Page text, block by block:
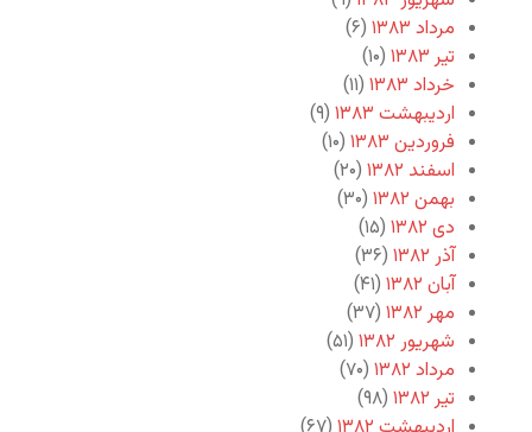
مرداد ۱۳۸۳
(۶)
تیر ۱۳۸۳
(۱۰)
خرداد ۱۳۸۳
(۱۱)
اردیبهشت ۱۳۸۳
(۹)
فروردین ۱۳۸۳
(۱۰)
اسفند ۱۳۸۲
(۲۰)
بهمن ۱۳۸۲
(۳۰)
دی ۱۳۸۲
(۱۵)
آذر ۱۳۸۲
(۳۶)
آبان ۱۳۸۲
(۴۱)
مهر ۱۳۸۲
(۳۷)
شهریور ۱۳۸۲
(۵۱)
مرداد ۱۳۸۲
(۷۰)
تیر ۱۳۸۲
(۹۸)